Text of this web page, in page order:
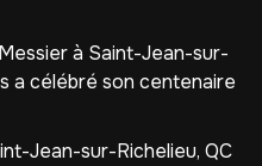
à Saint-Jean-sur-
a célébré son centenaire
Jean-sur-Richelieu, QC